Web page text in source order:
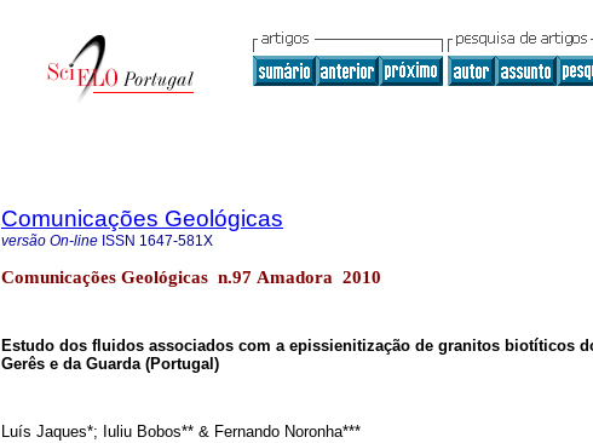
Comunicações Geológicas
versão On-line ISSN 1647-581X
Comunicações Geológicas n.97 Amadora 2010
Estudo dos fluidos associados com a epissienitização de granitos biotíticos
Gerês e da Guarda (Portugal)
Luís Jaques*; Iuliu Bobos** & Fernando Noronha***